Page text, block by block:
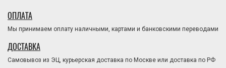
ОПЛАТА
Мы принимаем оплату наличными, картами и банковскими переводами
ДОСТАВКА
Самовывоз из ЭЦ, курьерская доставка по Москве или доставка по РФ